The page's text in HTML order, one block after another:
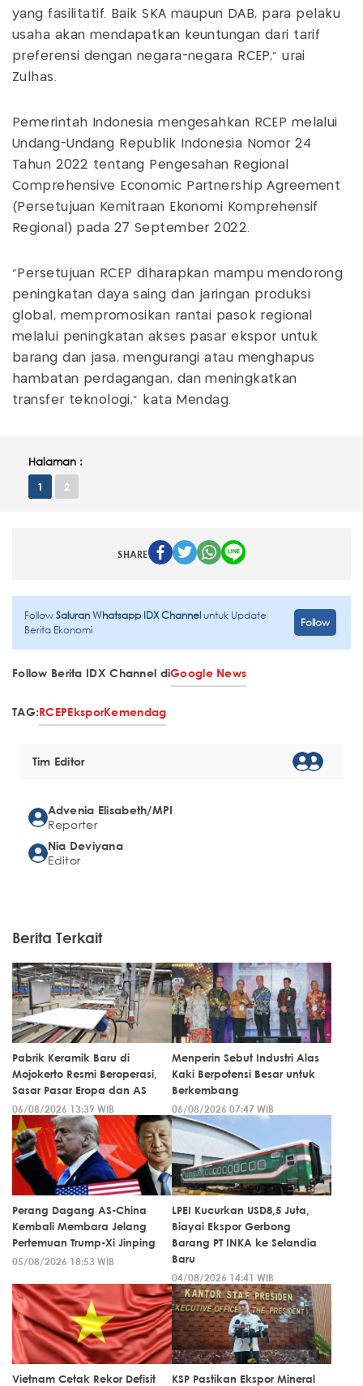
yang fasilitatif. Baik SKA maupun DAB, para pelaku
usaha akan mendapatkan keuntungan dari tarif
preferensi dengan negara-negara RCEP," urai
Zulhas.
Pemerintah Indonesia mengesahkan RCEP melalui
Undang-Undang Republik Indonesia Nomor 24
Tahun 2022 tentang Pengesahan Regional
Comprehensive Economic Partnership Agreement
(Persetujuan Kemitraan Ekonomi Komprehensif
Regional) pada 27 September 2022.
"Persetujuan RCEP diharapkan mampu mendorong
peningkatan daya saing dan jaringan produksi
global, mempromosikan rantai pasok regional
melalui peningkatan akses pasar ekspor untuk
barang dan jasa, mengurangi atau menghapus
hambatan perdagangan, dan meningkatkan
transfer teknologi," kata Mendag.
Halaman :
1 2
SHARE
FollowSaluran Whatsapp IDX Channeluntuk Update
Berita Ekonomi
Follow
Follow Berita IDX Channel diGoogle News
TAG:RCEPEksporKemendag
Tim Editor
Advenia Elisabeth/MPI
Reporter
Nia Deviyana
Editor
Berita Terkait
Pabrik Keramik Baru di
Mojokerto Resmi Beroperasi,
Sasar Pasar Eropa dan AS
06/08/2026 13:39 WIB
Menperin Sebut Industri Alas
Kaki Berpotensi Besar untuk
Berkembang
06/08/2026 07:47 WIB
Perang Dagang AS-China
Kembali Membara Jelang
Pertemuan Trump-Xi Jinping
05/08/2026 18:53 WIB
LPEI Kucurkan USD8,5 Juta,
Biayai Ekspor Gerbong
Barang PT INKA ke Selandia
Baru
04/08/2026 14:41 WIB
Vietnam Cetak Rekor Defisit KSP Pastikan Ekspor Mineral